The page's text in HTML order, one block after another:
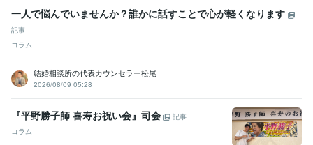
一人で悩んでいませんか？誰かに話すことで心が軽くなります
記事
コラム
結婚相談所の代表カウンセラー松尾
2026/08/09 05:28
『平野勝子師 喜寿お祝い会』司会
記事
コラム